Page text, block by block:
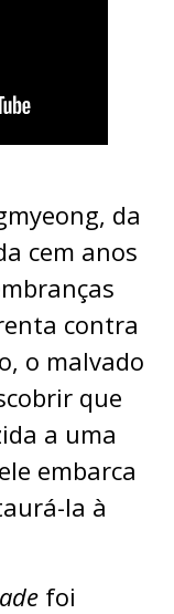
da
cem anos
contra
o malvado
que
a uma
embarca
la à
foi